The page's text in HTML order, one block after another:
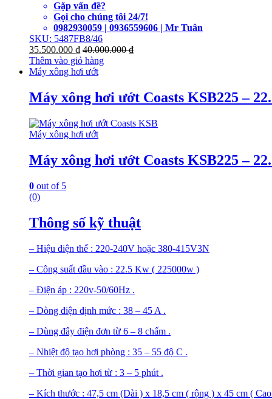
Gặp vấn đề?
Gọi cho chúng tôi 24/7!
0982930059 | 0936559606 | Mr Tuân
SKU: 5487FB8/46
35.500.000 ₫ 40.000.000₫
Thêm vào giỏ hàng
Máy xông hơi ướt
Máy xông hơi ướt Coasts KSB225 –
Máy xông hơi ướt
Máy xông hơi ướt Coasts KSB225 –
0 out of 5
(0)
Thông số kỹ thuật
– Hiệu điện thế : 220-240V hoặc 380-415V3N
– Công suất đầu vào : 22.5 Kw ( 225000w )
– Điện áp : 220v-50/60Hz .
– Dòng điện định mức : 38 – 45 A .
– Dùng đây điện đơn từ 6 – 8 chấm .
– Nhiệt độ tạo hơi phòng : 35 – 55 độ C .
– Thời gian tạo hơi từ : 3 – 5 phút .
– Kích thước : 47,5 cm (Dài ) x 18,5 cm ( rộng ) x 45 cm (